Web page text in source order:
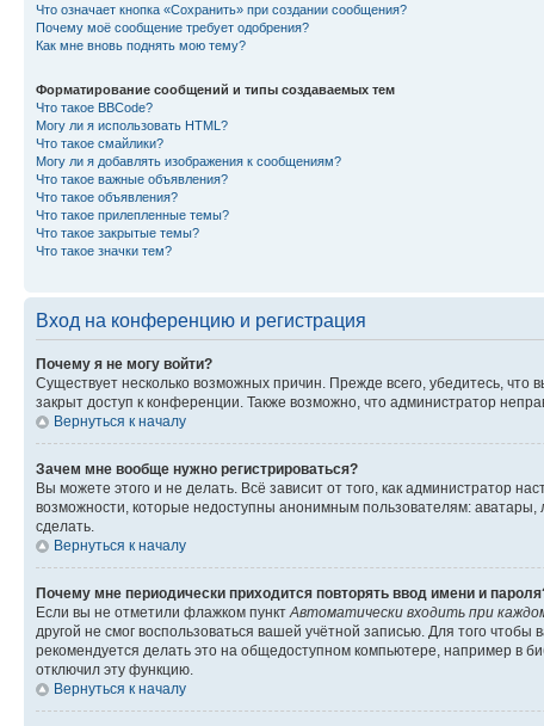
Что означает кнопка «Сохранить» при создании сообщения?
Почему моё сообщение требует одобрения?
Как мне вновь поднять мою тему?
Форматирование сообщений и типы создаваемых тем
Что такое BBCode?
Могу ли я использовать HTML?
Что такое смайлики?
Могу ли я добавлять изображения к сообщениям?
Что такое важные объявления?
Что такое объявления?
Что такое прилепленные темы?
Что такое закрытые темы?
Что такое значки тем?
Вход на конференцию и регистрация
Почему я не могу войти?
Существует несколько возможных причин. Прежде всего, убедитесь,
закрыт доступ к конференции. Также возможно, что администратор
Вернуться к началу
Зачем мне вообще нужно регистрироваться?
Вы можете этого и не делать. Всё зависит от того, как администратор
возможности, которые недоступны анонимным пользователям: аватары,
сделать.
Вернуться к началу
Почему мне периодически приходится повторять ввод имени и
Если вы не отметили флажком пункт Автоматически входить при
другой не смог воспользоваться вашей учётной записью. Для того
рекомендуется делать это на общедоступном компьютере, например в
отключил эту функцию.
Вернуться к началу